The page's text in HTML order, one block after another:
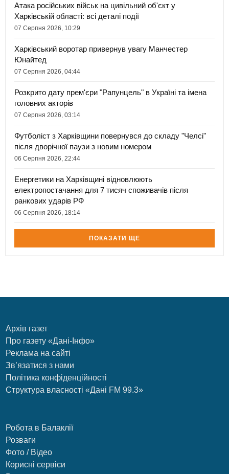
Атака російських військ на цивільний об'єкт у
Харківській області: всі деталі події
07 Серпня 2026, 10:29
Харківський воротар привернув увагу Манчестер
Юнайтед
07 Серпня 2026, 04:44
Розкрито дату прем'єри "Рапунцель" в Україні та імена
головних акторів
07 Серпня 2026, 03:14
Футболіст з Харківщини повернувся до складу "Челсі"
після дворічної паузи з новим номером
06 Серпня 2026, 22:44
Енергетики на Харківщині відновлюють
електропостачання для 7 тисяч споживачів після
ранкових ударів РФ
06 Серпня 2026, 18:14
ПОКАЗАТИ ЩЕ
Архів газет
Про газету «Дані-Інфо»
Реклама на сайті
Зв’язатися з нами
Політика конфіденційності
Структура власності «Дані FM 99.3»
Робота в Балаклії
Розваги
Фото / Відео
Корисні сервіси